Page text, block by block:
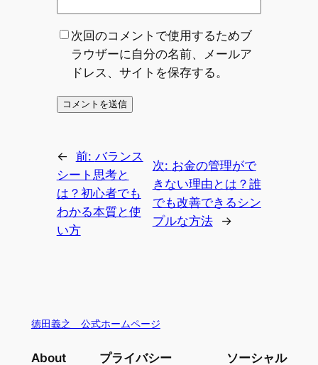
次回のコメントで使用するためブ
ラウザーに自分の名前、メールア
ドレス、サイトを保存する。
← 前: バランス
シート思考と
は？初心者でも
わかる本質と使
い方
次: お金の管理がで
きない理由とは？誰
でも改善できるシン
プルな方法
→
徳田義之 公式ホームページ
About プライバシー ソーシャル